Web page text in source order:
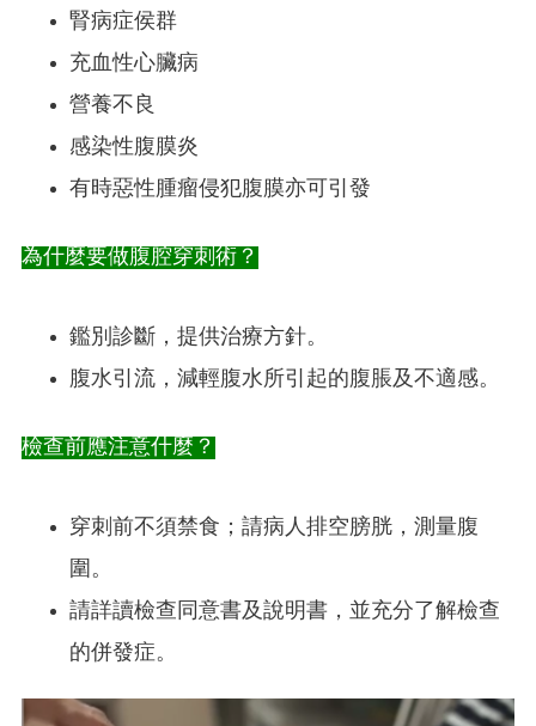
腎病症侯群
充血性心臟病
營養不良
感染性腹膜炎
有時惡性腫瘤侵犯腹膜亦可引發
為什麼要做腹腔穿刺術？
鑑別診斷，提供治療方針。
腹水引流，減輕腹水所引起的腹脹及不適感。
檢查前應注意什麼？
穿刺前不須禁食；請病人排空膀胱，測量腹
圍。
請詳讀檢查同意書及說明書，並充分了解檢查
的併發症。